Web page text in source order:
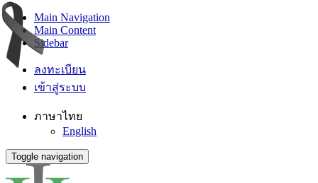
Main Navigation
Main Content
Sidebar
ลงทะเบียน
เข้าสู่ระบบ
ภาษาไทย
English
Toggle navigation